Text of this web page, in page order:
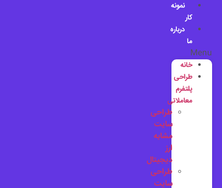
نمونه
کار
درباره
ما
Menu
خانه
طراحی
پلتفرم
معاملاتی
طراحی
سایت
مشابه
ارز
دیجیتال
طراحی
سایت